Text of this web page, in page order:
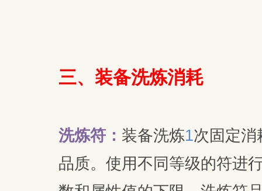
三、 装备洗炼消耗
洗炼符： 装备洗炼1次固定消
品质。使用不同等级的符进